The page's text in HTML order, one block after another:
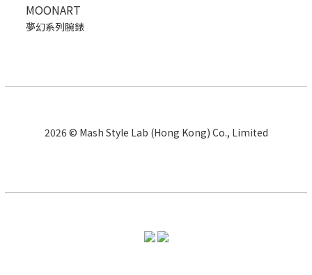
MOONART
夢幻系列腕錶
2026 © Mash Style Lab (Hong Kong) Co., Limited